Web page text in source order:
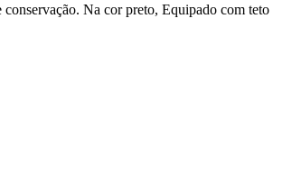
Na cor preto, Equipado com teto